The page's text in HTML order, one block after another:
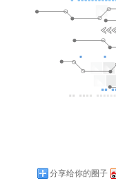
分享给你的圈子